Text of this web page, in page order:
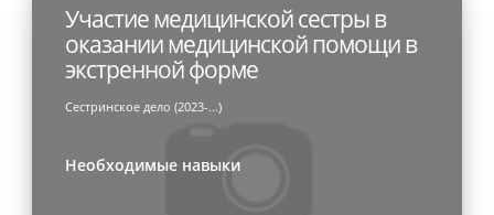
Участие медицинской сестры в
оказании медицинской помощи в
экстренной форме
Сестринское дело (2023-...)
Необходимые навыки